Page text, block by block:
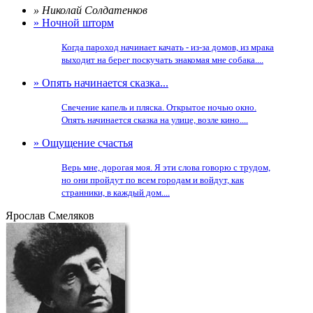
» Николай Солдатенков
» Ночной шторм
Когда пароход начинает качать - из-за домов, из мрака
выходит на берег поскучать знакомая мне собака....
» Опять начинается сказка...
Свечение капель и пляска. Открытое ночью окно.
Опять начинается сказка на улице, возле кино....
» Ощущение счастья
Верь мне, дорогая моя. Я эти слова говорю с трудом,
но они пройдут по всем городам и войдут, как
странники, в каждый дом....
Ярослав Смеляков